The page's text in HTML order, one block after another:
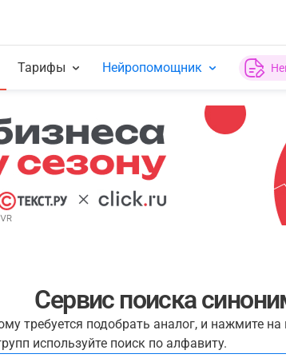
Тарифы Нейропомощник
Сервис поиска
требуется подобрать аналог, и нажмите
используйте поиск по алфавиту.